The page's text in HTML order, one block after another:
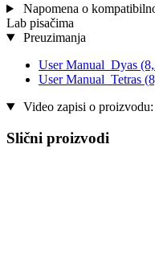
Napomena o
Lab pisačima
Preuzimanja
User Manual_Dyas
User Manual_Tetras
Video zapisi o proizvodu:
Slični proizvodi